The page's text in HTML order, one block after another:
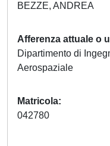
BEZZE, ANDREA
Afferenza attuale o
Dipartimento di
Aerospaziale
Matricola
042780